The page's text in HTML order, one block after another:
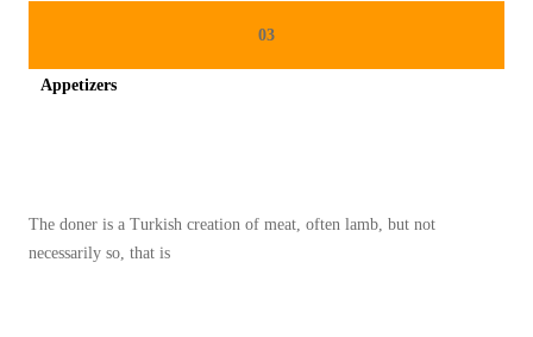
E
G
B
I
N
03
Appetizers
The doner is a Turkish creation of meat, often lamb, but not
necessarily so, that is